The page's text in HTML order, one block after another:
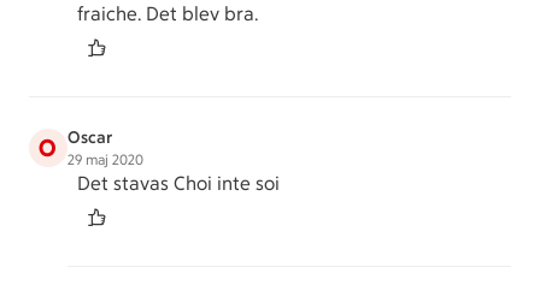
fraiche. Det blev bra.
O Oscar
29 maj 2020
Det stavas Choi inte soi